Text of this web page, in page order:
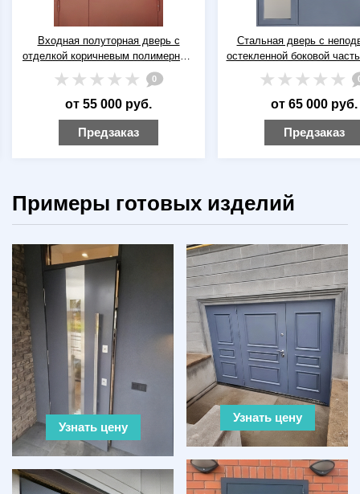
Входная полуторная дверь с
отделкой коричневым полимерным
напылением и хромированной
ручкой-скобой
0
от 55 000 руб.
Предзаказ
Стальная дверь с
остекленной боковой
полимерной покраской и
скобой
от 65 000 руб.
Предзаказ
Примеры готовых изделий
Узнать цену
Узнать цену